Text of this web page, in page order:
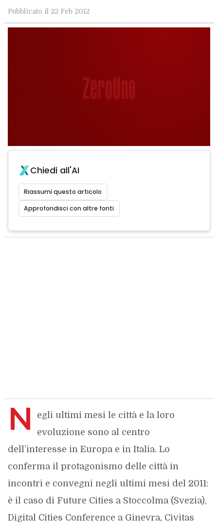
Pubblicato il 22 Feb 2012
Chiedi all'AI
Riassumi questo articolo
Approfondisci con altre fonti
N
egli ultimi mesi le città e la loro
evoluzione sono al centro
dell’interesse in Europa e in Italia. Lo
conferma il protagonismo delle città in
incontri e convegni negli ultimi mesi del 2011:
è il caso di Future Cities a Stoccolma (Svezia),
Digital Cities Conference a Ginevra, Civitas